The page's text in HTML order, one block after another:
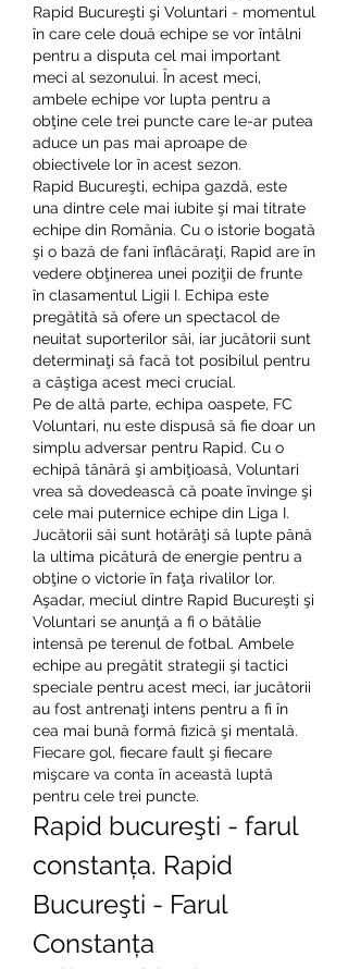
Rapid Bucureşti şi Voluntari - momentul
în care cele două echipe se vor întâlni
pentru a disputa cel mai important
meci al sezonului. În acest meci,
ambele echipe vor lupta pentru a
obţine cele trei puncte care le-ar putea
aduce un pas mai aproape de
obiectivele lor în acest sezon.
Rapid Bucureşti, echipa gazdă, este
una dintre cele mai iubite şi mai titrate
echipe din România. Cu o istorie bogată
şi o bază de fani înflăcăraţi, Rapid are în
vedere obţinerea unei poziţii de frunte
în clasamentul Ligii I. Echipa este
pregătită să ofere un spectacol de
neuitat suporterilor săi, iar jucătorii sunt
determinaţi să facă tot posibilul pentru
a câştiga acest meci crucial.
Pe de altă parte, echipa oaspete, FC
Voluntari, nu este dispusă să fie doar un
simplu adversar pentru Rapid. Cu o
echipă tânără şi ambiţioasă, Voluntari
vrea să dovedească că poate învinge şi
cele mai puternice echipe din Liga I.
Jucătorii săi sunt hotărâţi să lupte până
la ultima picătură de energie pentru a
obţine o victorie în faţa rivalilor lor.
Aşadar, meciul dintre Rapid Bucureşti şi
Voluntari se anunţă a fi o bătălie
intensă pe terenul de fotbal. Ambele
echipe au pregătit strategii şi tactici
speciale pentru acest meci, iar jucătorii
au fost antrenaţi intens pentru a fi în
cea mai bună formă fizică şi mentală.
Fiecare gol, fiecare fault şi fiecare
mişcare va conta în această luptă
pentru cele trei puncte.
Rapid bucureşti - farul
constanța. Rapid
Bucureşti - Farul
Constanța